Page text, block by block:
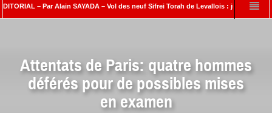
– Par Alain SAYADA – Vol des neuf Sifrei Torah de Levallois : jusqu’à quand le
Attentats de Paris: quatre hommes
déférés pour de possibles mises
en examen